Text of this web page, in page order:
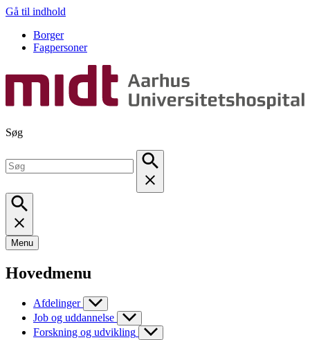
Gå til indhold
Borger
Fagpersoner
Søg
Menu
Hovedmenu
Afdelinger
Job og uddannelse
Forskning og udvikling